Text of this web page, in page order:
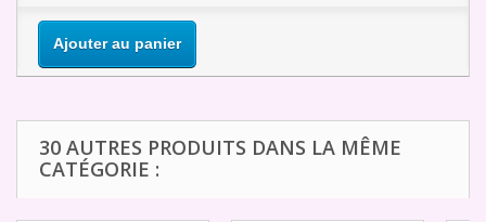
Ajouter au panier
30 AUTRES PRODUITS DANS LA MÊME
CATÉGORIE :